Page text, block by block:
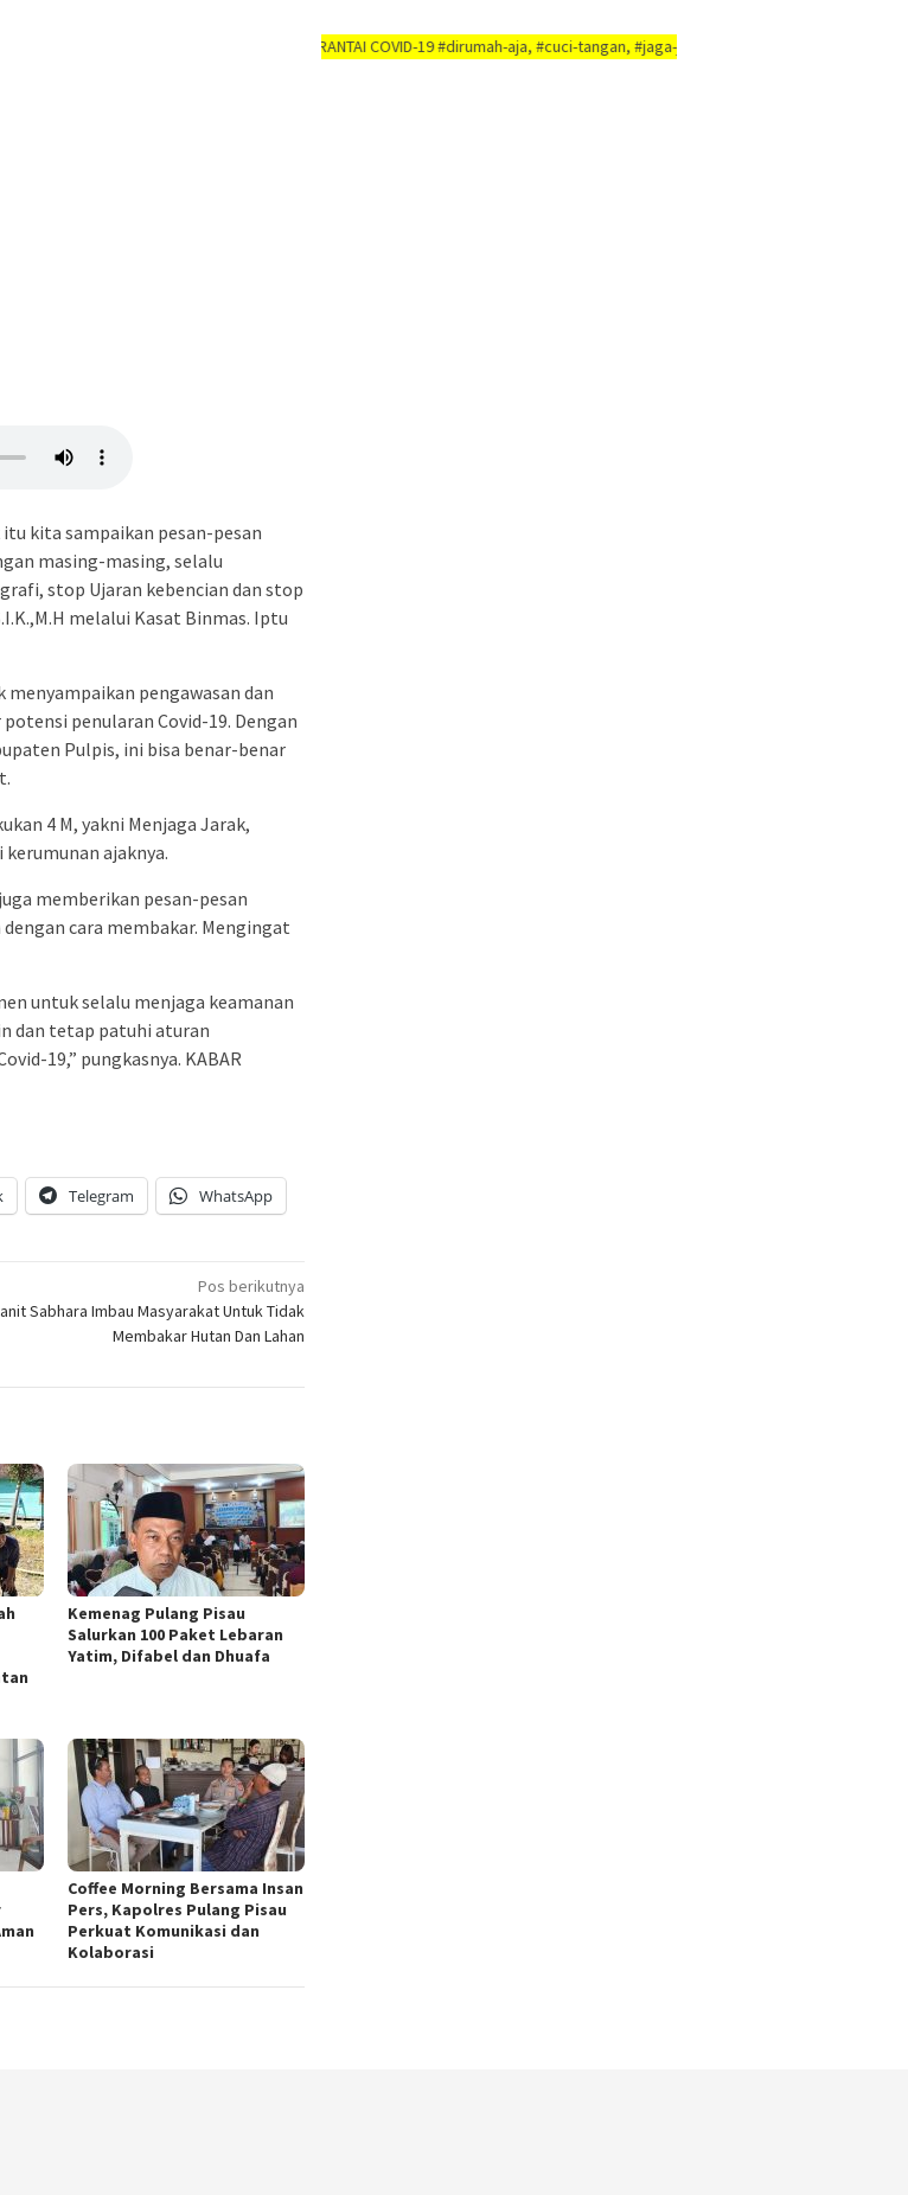
kita sampaikan pesan-pesan
masing-masing, selalu
stop Ujaran kebencian dan stop
melalui Kasat Binmas. Iptu
pengawasan dan
penularan Covid-19. Dengan
Pulpis, ini bisa benar-benar
4 M, yakni Menjaga Jarak,
ajaknya.
memberikan pesan-pesan
cara membakar. Mengingat
untuk selalu menjaga keamanan
dan tetap patuhi aturan
19,” pungkasnya. KABAR
Telegram WhatsApp
Pos berikutnya
Sabhara Imbau Masyarakat Untuk Tidak
Membakar Hutan Dan Lahan
Kemenag Pulang Pisau
Salurkan 100 Paket Lebaran
Yatim, Difabel dan Dhuafa
Coffee Morning Bersama Insan
Pers, Kapolres Pulang Pisau
Perkuat Komunikasi dan
Kolaborasi
AYO PUTUSKAN RANTAI COVID-19 #dirumah-aja, #cuci-tangan, #jaga-jarak, #jaga-imunitas-tubuh, #rajin-